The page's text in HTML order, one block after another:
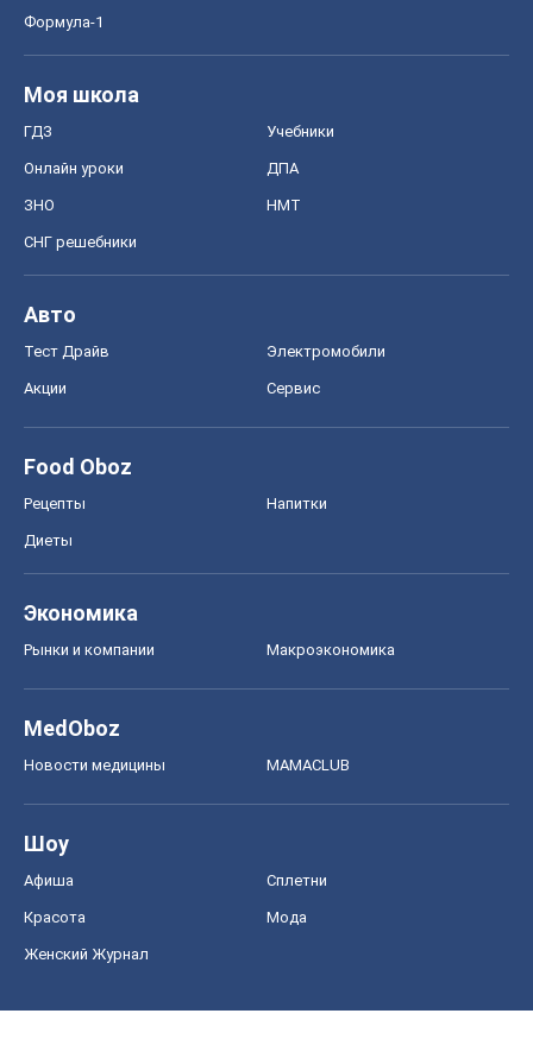
Формула-1
Моя школа
ГДЗ Учебники
Онлайн уроки ДПА
ЗНО НМТ
СНГ решебники
Авто
Тест Драйв Электромобили
Акции Сервис
Food Oboz
Рецепты Напитки
Диеты
Экономика
Рынки и компании Mакроэкономика
MedOboz
Новости медицины MAMACLUB
Шоу
Афиша Сплетни
Красота Мода
Женский Журнал